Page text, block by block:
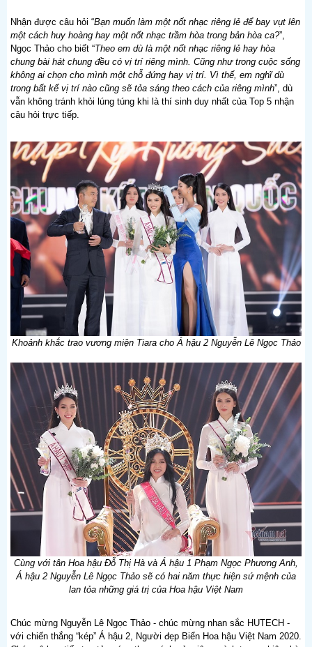
Nhận được câu hỏi “Bạn muốn làm một nốt nhạc riêng lẻ để bay vụt lên
một cách huy hoàng hay một nốt nhạc trầm hòa trong bản hòa ca?”,
Ngọc Thảo cho biết “Theo em dù là một nốt nhạc riêng lẻ hay hòa
chung bài hát chung đều có vị trí riêng mình. Cũng như trong cuộc sống
không ai chọn cho mình một chỗ đứng hay vị trí. Vì thế, em nghĩ dù
trong bất kể vị trí nào cũng sẽ tỏa sáng theo cách của riêng mình”, dù
vẫn không tránh khỏi lúng túng khi là thí sinh duy nhất của Top 5 nhận
câu hỏi trực tiếp.
Khoảnh khắc trao vương miện Tiara cho Á hậu 2 Nguyễn Lê Ngọc Thảo
Cùng với tân Hoa hậu Đỗ Thị Hà và Á hậu 1 Phạm Ngọc Phương Anh,
Á hậu 2 Nguyễn Lê Ngọc Thảo sẽ có hai năm thực hiện sứ mệnh của
lan tỏa những giá trị của Hoa hậu Việt Nam
Chúc mừng Nguyễn Lê Ngọc Thảo - chúc mừng nhan sắc HUTECH -
với chiến thắng “kép” Á hậu 2, Người đẹp Biển Hoa hậu Việt Nam 2020.